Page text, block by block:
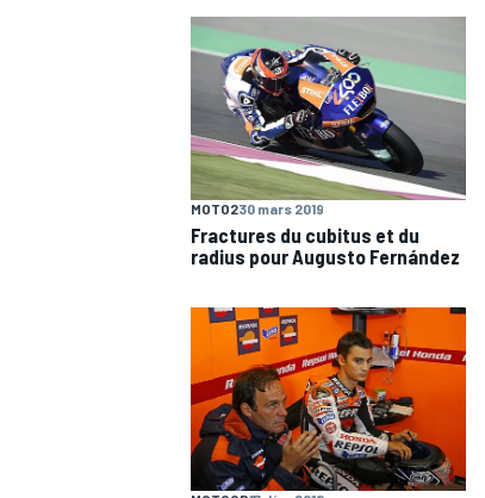
MOTO230 mars 2019
Fractures du cubitus et du
radius pour Augusto Fernández